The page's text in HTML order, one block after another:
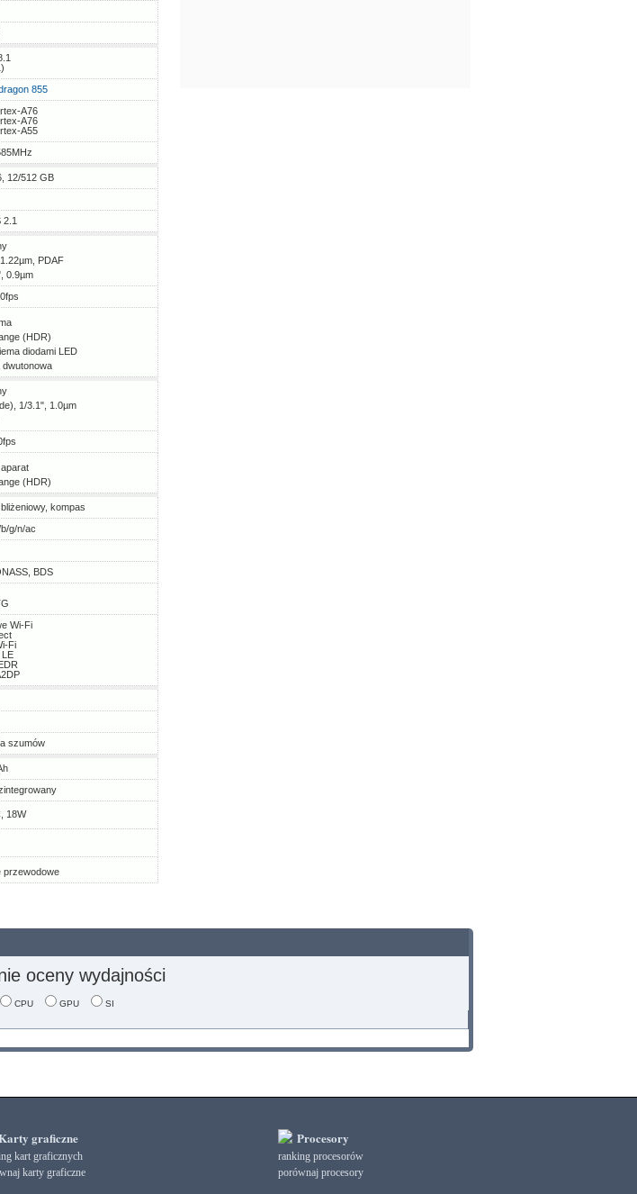
855
A76
A76
A55
12/512 GB
2.1
PDAF
0.9µm
(HDR)
diodami LED
dwutonowa
1/3.1", 1.0µm
(HDR)
kompas
g/n/ac
BDS
Wi-Fi
Fi
LE
szumów
18W
przewodowe
oceny wydajności
CPU GPU SI
graficzne
kart graficznych
karty graficzne
Procesory
ranking procesorów
porównaj procesory